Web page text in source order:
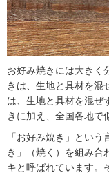
お好み焼きには大きく
きは、生地と具材を混
は、生地と具材を混ぜ
きに加え、全国各地で
「お好み焼き」とい
き」（焼く）を組み合
キと呼ばれています。